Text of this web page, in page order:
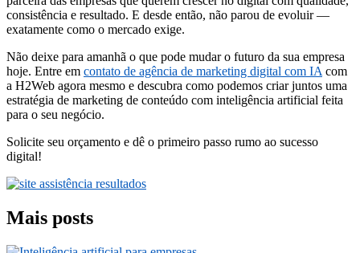
consistência e resultado. E desde então, não parou de evoluir —
exatamente como o mercado exige.
Não deixe para amanhã o que pode mudar o futuro da sua empresa
hoje. Entre em contato de agência de marketing digital com IA com
a H2Web agora mesmo e descubra como podemos criar juntos uma
estratégia de marketing de conteúdo com inteligência artificial feita
para o seu negócio.
Solicite seu orçamento e dê o primeiro passo rumo ao sucesso
digital!
Mais posts